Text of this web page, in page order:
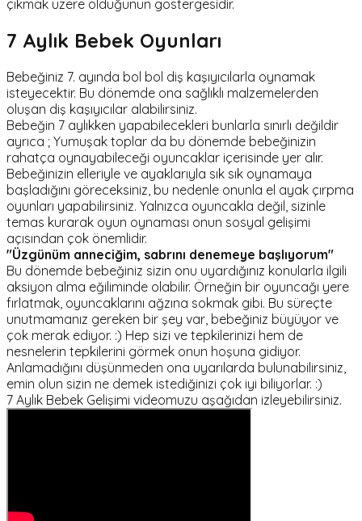
çıkmak üzere olduğunun göstergesidir.
7 Aylık Bebek Oyunları
Bebeğiniz 7. ayında bol bol diş kaşıyıcılarla oynamak
isteyecektir. Bu dönemde ona sağlıklı malzemelerden
oluşan diş kaşıyıcılar alabilirsiniz.
Bebeğin 7 aylıkken yapabilecekleri bunlarla sınırlı değildir
ayrıca ; Yumuşak toplar da bu dönemde bebeğinizin
rahatça oynayabileceği oyuncaklar içerisinde yer alır.
Bebeğinizin elleriyle ve ayaklarıyla sık sık oynamaya
başladığını göreceksiniz, bu nedenle onunla el ayak çırpma
oyunları yapabilirsiniz. Yalnızca oyuncakla değil, sizinle
temas kurarak oyun oynaması onun sosyal gelişimi
açısından çok önemlidir.
"Üzgünüm anneciğim, sabrını denemeye başlıyorum"
Bu dönemde bebeğiniz sizin onu uyardığınız konularla ilgili
aksiyon alma eğiliminde olabilir. Örneğin bir oyuncağı yere
fırlatmak, oyuncaklarını ağzına sokmak gibi. Bu süreçte
unutmamanız gereken bir şey var, bebeğiniz büyüyor ve
çok merak ediyor. :) Hep sizi ve tepkilerinizi hem de
nesnelerin tepkilerini görmek onun hoşuna gidiyor.
Anlamadığını düşünmeden ona uyarılarda bulunabilirsiniz,
emin olun sizin ne demek istediğinizi çok iyi biliyorlar. :)
7 Aylık Bebek Gelişimi videomuzu aşağıdan izleyebilirsiniz.